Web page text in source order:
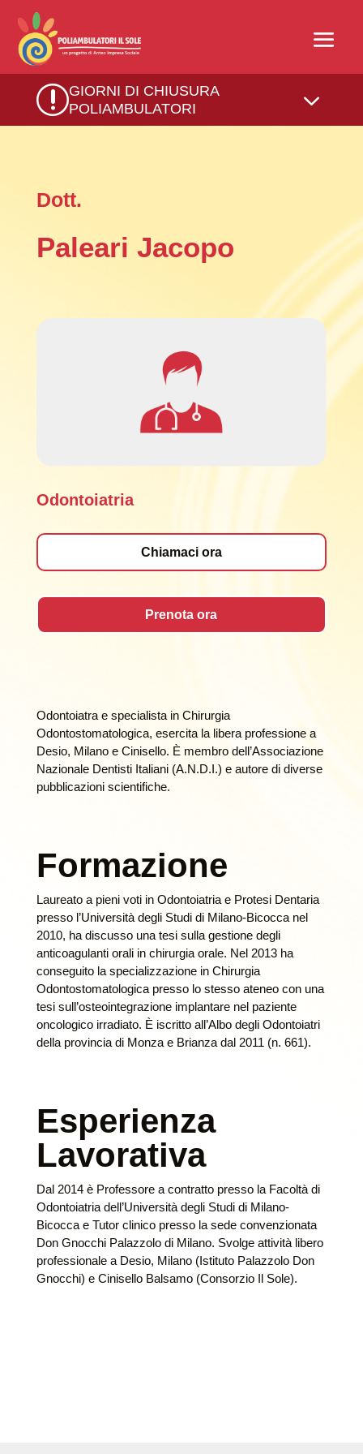
rGIORNI DI CHIUSURA
POLIAMBULATORI
3
Dott.
Paleari Jacopo
Odontoiatria
Chiamaci ora
Prenota ora
Odontoiatra e specialista in Chirurgia
Odontostomatologica, esercita la libera professione a
Desio, Milano e Cinisello. È membro dell’Associazione
Nazionale Dentisti Italiani (A.N.D.I.) e autore di diverse
pubblicazioni scientifiche.
Formazione
Laureato a pieni voti in Odontoiatria e Protesi Dentaria
presso l’Università degli Studi di Milano-Bicocca nel
2010, ha discusso una tesi sulla gestione degli
anticoagulanti orali in chirurgia orale. Nel 2013 ha
conseguito la specializzazione in Chirurgia
Odontostomatologica presso lo stesso ateneo con una
tesi sull’osteointegrazione implantare nel paziente
oncologico irradiato. È iscritto all’Albo degli Odontoiatri
della provincia di Monza e Brianza dal 2011 (n. 661).
Esperienza
Lavorativa
Dal 2014 è Professore a contratto presso la Facoltà di
Odontoiatria dell’Università degli Studi di Milano-
Bicocca e Tutor clinico presso la sede convenzionata
Don Gnocchi Palazzolo di Milano. Svolge attività libero
professionale a Desio, Milano (Istituto Palazzolo Don
Gnocchi) e Cinisello Balsamo (Consorzio Il Sole).